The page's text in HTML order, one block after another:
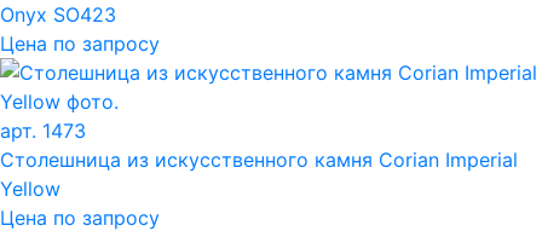
Onyx SO423
Цена по запросу
арт. 1473
Столешница из искусственного камня Corian Imperial
Yellow
Цена по запросу